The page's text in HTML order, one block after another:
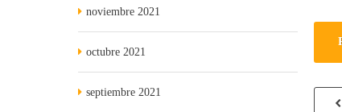
noviembre 2021
octubre 2021
septiembre 2021